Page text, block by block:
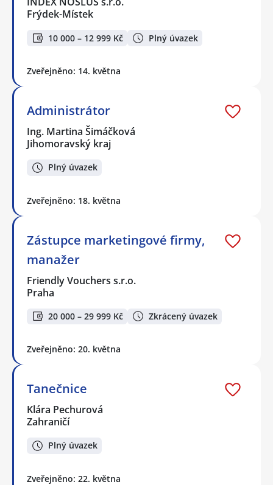
Frýdek-Místek
10 000 – 12 999 Kč Plný úvazek
Zveřejněno: 14. května
Administrátor
Ing. Martina Šimáčková
Jihomoravský kraj
Plný úvazek
Zveřejněno: 18. května
Zástupce marketingové firmy,
manažer
Friendly Vouchers s.r.o.
Praha
20 000 – 29 999 Kč Zkrácený úvazek
Zveřejněno: 20. května
Tanečnice
Klára Pechurová
Zahraničí
Plný úvazek
Zveřejněno: 22. května